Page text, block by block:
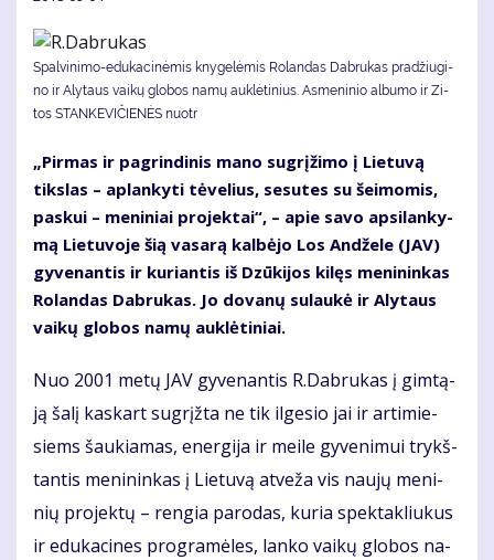
Spal­vi­ni­mo-edu­ka­ci­nė­mis kny­ge­lė­mis Ro­lan­das Dab­ru­kas pra­džiu­gi­
no ir Aly­taus vai­kų glo­bos na­mų auk­lė­ti­nius. As­me­ni­nio al­bu­mo ir Zi­
tos STAN­KE­VI­ČIE­NĖS nuotr
„Pir­mas ir pa­grin­di­nis ma­no su­grį­ži­mo į Lie­tu­vą
tiks­las – ap­lan­ky­ti tė­ve­lius, se­su­tes su šei­mo­mis,
pas­kui – me­ni­niai pro­jek­tai“, – apie sa­vo ap­si­lan­ky­
mą Lie­tu­vo­je šią va­sa­rą kal­bė­jo Los An­dže­le (JAV)
gy­ve­nan­tis ir ku­rian­tis iš Dzū­ki­jos ki­lęs me­ni­nin­kas
Ro­lan­das Dab­ru­kas. Jo do­va­nų su­lau­kė ir Aly­taus
vai­kų glo­bos na­mų auk­lė­ti­niai.
Nuo 2001 me­tų JAV gy­ve­nan­tis R.Dab­ru­kas į gim­tą­
ją ša­lį kas­kart su­grįž­ta ne tik il­ge­sio jai ir ar­ti­mie­
siems šau­kia­mas, ener­gi­ja ir mei­le gy­ve­ni­mui trykš­
tan­tis me­ni­nin­kas į Lie­tu­vą at­ve­ža vis nau­jų me­ni­
nių pro­jek­tų – ren­gia pa­ro­das, ku­ria spek­tak­liu­kus
ir edu­ka­ci­nes pro­gra­mė­les, lan­ko vai­kų glo­bos na­